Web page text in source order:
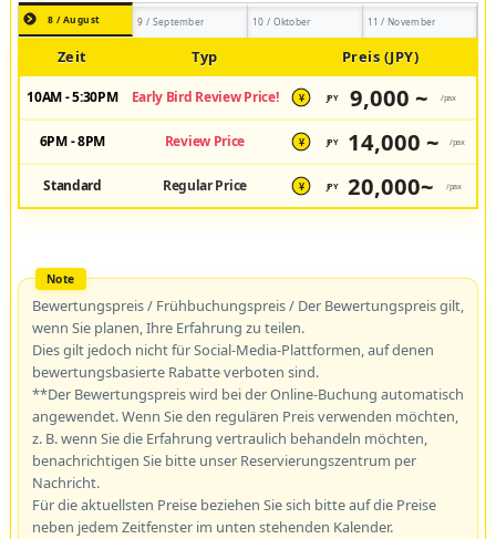
8 / August 9 / September 10 / Oktober 11 / November
Zeit Typ Preis (JPY)
10AM - 5:30PM Early Bird Review Price! ¥ JPY 9,000 ~ /pax
6PM - 8PM Review Price ¥ JPY 14,000 ~ /pax
Standard Regular Price ¥ JPY 20,000~ /pax
Bewertungspreis / Frühbuchungspreis / Der Bewertungspreis gilt,
wenn Sie planen, Ihre Erfahrung zu teilen.
Dies gilt jedoch nicht für Social-Media-Plattformen, auf denen
bewertungsbasierte Rabatte verboten sind.
**Der Bewertungspreis wird bei der Online-Buchung automatisch
angewendet. Wenn Sie den regulären Preis verwenden möchten,
z. B. wenn Sie die Erfahrung vertraulich behandeln möchten,
benachrichtigen Sie bitte unser Reservierungszentrum per
Nachricht.
Für die aktuellsten Preise beziehen Sie sich bitte auf die Preise
neben jedem Zeitfenster im unten stehenden Kalender.